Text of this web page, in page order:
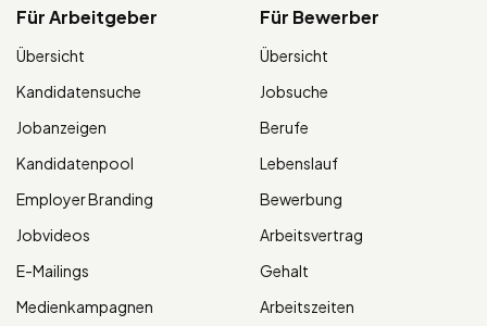
Für Arbeitgeber
Übersicht
Kandidatensuche
Jobanzeigen
Kandidatenpool
Employer Branding
Jobvideos
E-Mailings
Medienkampagnen
Für Bewerber
Übersicht
Jobsuche
Berufe
Lebenslauf
Bewerbung
Arbeitsvertrag
Gehalt
Arbeitszeiten